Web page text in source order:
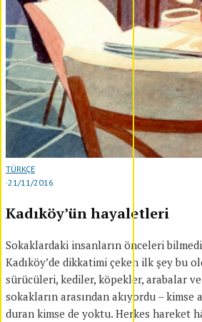
TÜRKÇE
·21/11/2016
Kadıköy’ün hayaletleri
Sokaklardaki insanların önceleri
Kadıköy’de dikkatimi çeken ilk şey bu
sürücüleri, kediler, köpekler, arabalar ve
sokakların arasından akıyordu – kimse
duran kimse de yoktu. Herkes hareket